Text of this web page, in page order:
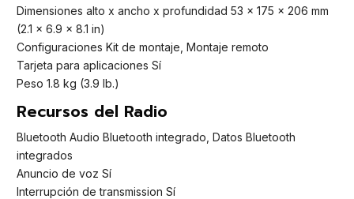
Dimensiones alto x ancho x profundidad 53 x 175 x 206 mm
(2.1 x 6.9 x 8.1 in)
Configuraciones Kit de montaje, Montaje remoto
Tarjeta para aplicaciones Sí
Peso 1.8 kg (3.9 lb.)
Recursos del Radio
Bluetooth Audio Bluetooth integrado, Datos Bluetooth
integrados
Anuncio de voz Sí
Interrupción de transmission Sí